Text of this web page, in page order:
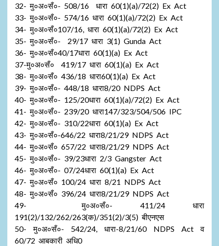
32- मु०अ०सँ०- 508/16 धारा 60(1)(a)/72(2) Ex Act
33- मु०अ०सँ०- 574/16 धारा 60(1)(a)/72(2) Ex Act
34- मु०अ०सँ०107/16, धारा 60(1)(a)/72(2) Ex Act
35- मु०अ०सँ०- 29/17 धारा 3(1) Gunda Act
36- मु०अ०सँ०40/17धारा 60(1)(a) Ex Act
37-मु०अ०सँ० 419/17 धारा 60(1)(a) Ex Act
38- मु०अ०सँ० 436/18 धारा60(1)(a) Ex Act
39- मु०अ०सँ०- 448/18 धारा8/20 NDPS Act
40- मु०अ०सँ०- 125/20धारा 60(1)(a)/72(2) Ex Act
41- मु०अ०सँ०- 239/20 धारा147/323/504/506 IPC
42- मु०अ०सँ०- 310/22धारा 60(1)(a) Ex Act
43- मु०अ०सँ०-646/22 धारा8/21/29 NDPS Act
44- मु०अ०सँ० 657/22 धारा8/21/29 NDPS Act
45- मु०अ०सँ०- 39/23धारा 2/3 Gangster Act
46- मु०अ०सँ०- 07/24धारा 60(1)(a) Ex Act
47- मु०अ०सँ० 100/24 धारा 8/21 NDPS Act
48- मु०अ०सँ० 396/24 धारा8/21/29 NDPS Act
49- मु०अ०सँ०- 411/24 धारा
191(2)/132/262/263(क)/351(2)/3(5) बीएनएस
50- मु०अ०सँ०- 542/24, धारा-8/21/60 NDPS Act व
60/72 आबकारी अधि0